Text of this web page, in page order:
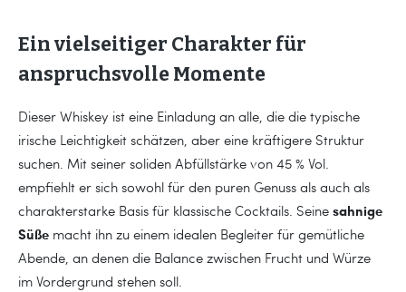
Ein vielseitiger Charakter für
anspruchsvolle Momente
Dieser Whiskey ist eine Einladung an alle, die die typische
irische Leichtigkeit schätzen, aber eine kräftigere Struktur
suchen. Mit seiner soliden Abfüllstärke von 45 % Vol.
empfiehlt er sich sowohl für den puren Genuss als auch als
charakterstarke Basis für klassische Cocktails. Seine sahnige
Süße macht ihn zu einem idealen Begleiter für gemütliche
Abende, an denen die Balance zwischen Frucht und Würze
im Vordergrund stehen soll.